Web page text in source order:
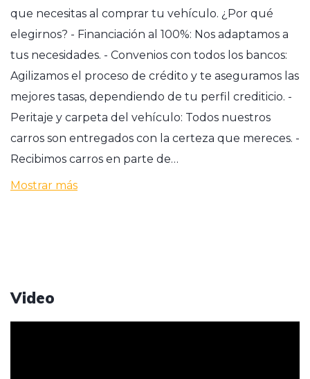
que necesitas al comprar tu vehículo. ¿Por qué
elegirnos? - Financiación al 100%: Nos adaptamos a
tus necesidades. - Convenios con todos los bancos:
Agilizamos el proceso de crédito y te aseguramos las
mejores tasas, dependiendo de tu perfil crediticio. -
Peritaje y carpeta del vehículo: Todos nuestros
carros son entregados con la certeza que mereces. -
Recibimos carros en parte de…
Mostrar más
Video